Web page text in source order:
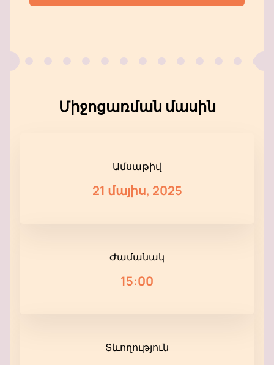
Միջոցառման մասին
Ամսաթիվ
21 մայիս, 2025
Ժամանակ
15:00
Տևողություն